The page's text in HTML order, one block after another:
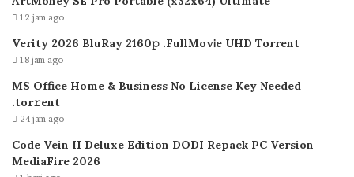
12 jam ago
Verity 2026 BluRay 2160𝚙 .FullMov𝗂e UHD Torrent
18 jam ago
MS Office Home & Business No License Key Needed
.tоr𝚛еnt
24 jam ago
Code Vein II Deluxe Edition DODI Repack PC Version
MediaFire 2026